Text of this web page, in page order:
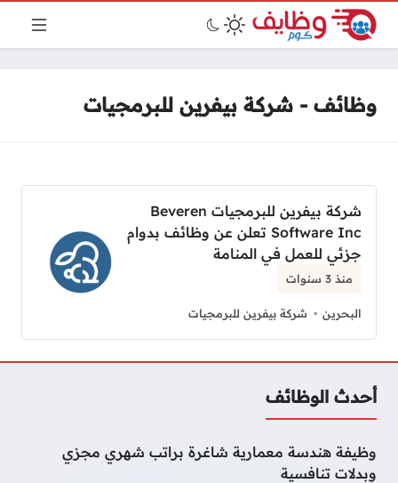
وظائف - شركة بيفرين للبرمجيات
شركة بيفرين للبرمجيات Beveren
Software Inc تعلن عن وظائف بدوام
جزئي للعمل في المنامة
منذ 3 سنوات
البحرين شركة بيفرين للبرمجيات
أحدث الوظائف
وظيفة هندسة معمارية شاغرة براتب شهري مجزي
وبدلات تنافسية